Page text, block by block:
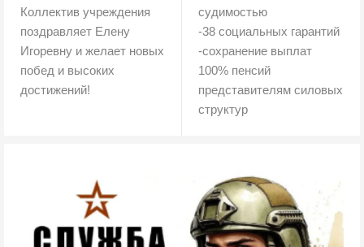
Коллектив учреждения
поздравляет Елену
Игоревну и желает новых
побед и высоких
достижений!
судимостью
-38 социальных гарантий
-сохранение выплат
100% пенсий
представителям силовых
структур